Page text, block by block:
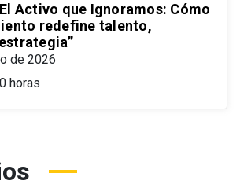
Activo que Ignoramos: Cómo
redefine talento,
de 2026
horas